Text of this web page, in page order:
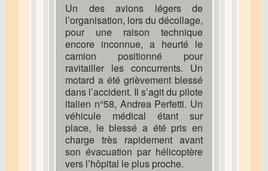
Un des avions légers de
l’organisation, lors du décollage,
pour une raison technique
encore inconnue, a heurté le
camion positionné pour
ravitailler les concurrents. Un
motard a été grièvement blessé
dans l’accident. Il s’agit du pilote
italien n°58, Andrea Perfetti. Un
véhicule médical étant sur
place, le blessé a été pris en
charge très rapidement avant
son évacuation par hélicoptère
vers l’hôpital le plus proche.